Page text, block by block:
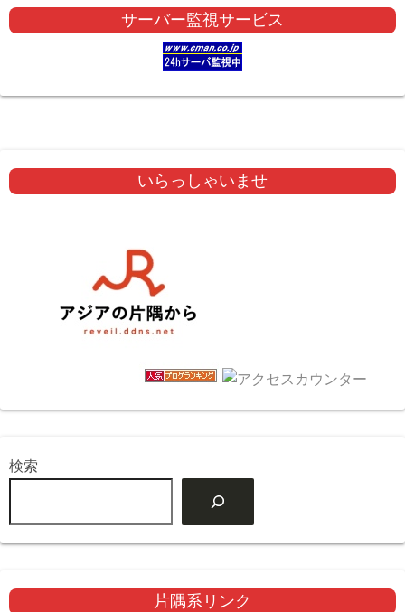
サーバー監視サービス
いらっしゃいませ
検索
片隅系リンク